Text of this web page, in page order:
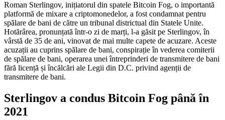
Roman Sterlingov, inițiatorul din spatele Bitcoin Fog, o importantă
platformă de mixare a criptomonedelor, a fost condamnat pentru
spălare de bani de către un tribunal districtual din Statele Unite.
Hotărârea, pronunțată într-o zi de marți, l-a găsit pe Sterlingov, în
vârstă de 35 de ani, vinovat de mai multe capete de acuzare. Aceste
acuzații au cuprins spălare de bani, conspirație în vederea comiterii
de spălare de bani, operarea unei întreprinderi de transmitere de bani
fără licență și încălcări ale Legii din D.C. privind agenții de
transmitere de bani.
Sterlingov a condus Bitcoin Fog până în
2021